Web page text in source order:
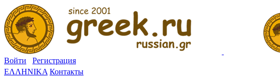
Войти
Регистрация
ΕΛΛΗΝΙΚΑ Контакты